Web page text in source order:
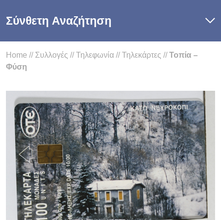
Σύνθετη Αναζήτηση
Home // Συλλογές //Τηλεφωνία //Τηλεκάρτες //Τοπία –
Φύση